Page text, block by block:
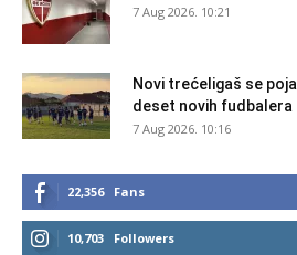
7 Aug 2026. 10:21
Novi trećeligaš se
deset novih fudbalera
7 Aug 2026. 10:16
22,356 Fans
10,703 Followers